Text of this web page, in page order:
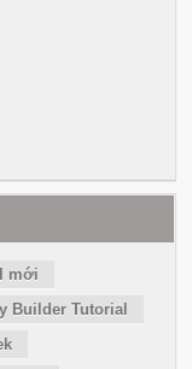
mới
Builder Tutorial